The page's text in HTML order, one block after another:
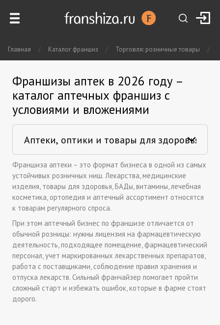
Главная / Каталог франшиз / Торговля: розничные товары /
Франшизы аптек в 2026 году –
каталог аптечных франшиз с
условиями и вложениями
Франшиза аптеки – это формат бизнеса в одной из самых
устойчивых розничных ниш. Лекарства, медицинские
изделия, товары для здоровья, БАДы, витамины, лечебная
косметика, ортопедия и аптечный ассортимент относятся
к товарам регулярного спроса.
При этом аптечный бизнес по франшизе отличается от
обычной розницы: нужны лицензия на фармацевтическую
деятельность, подходящее помещение, фармацевтический
персонал, учет маркированных лекарственных препаратов,
работа с поставщиками, соблюдение правил хранения и
отпуска лекарств. Сильный франчайзер помогает пройти
сложный старт и избежать ошибок, которые в фарме стоят
дорого.